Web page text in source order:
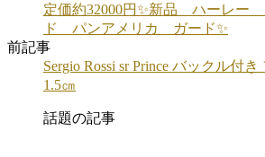
定価約32000円✨新品 ハーレー
ド パンアメリカ ガード✨
前記事
Sergio Rossi sr Prince バックル付
1.5㎝
話題の記事